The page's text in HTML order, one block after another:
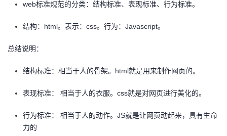
者
我
的
博
我
的
我
web标准规范的分类：结构标准、表现标准、行为标准。
结构：html。表示：css。行为：Javascript。
总结说明：
结构标准：相当于人的骨架。html就是用来制作网页的。
表现标准： 相当于人的衣服。css就是对网页进行美化的。
行为标准： 相当于人的动作。JS就是让网页动起来，具有生命
力的